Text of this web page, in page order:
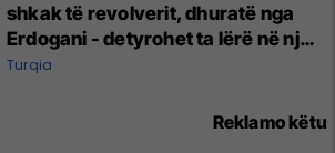
shkak të revolverit, dhuratë nga
Erdogani - detyrohet ta lërë në një
bazë ushtarake
Turqia
Reklamo këtu